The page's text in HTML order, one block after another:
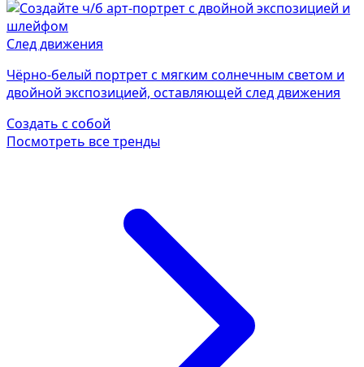
След движения
Чёрно-белый портрет с мягким солнечным светом и
двойной экспозицией, оставляющей след движения
Создать с собой
Посмотреть все тренды